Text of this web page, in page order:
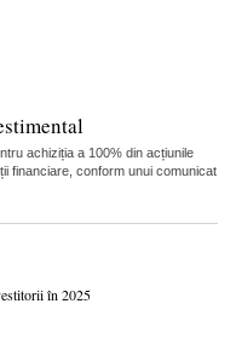
achiziția a 100% din acțiunile
financiare, conform unui comunicat
în 2025